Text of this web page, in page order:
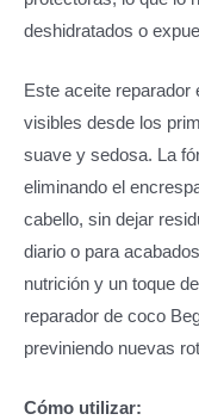
deshidratados o
Este aceite reparador
visibles desde los
suave y sedosa. La
eliminando el
cabello, sin dejar
diario o para
nutrición y un toque
reparador de coco
previniendo nuevas
Cómo utilizar: